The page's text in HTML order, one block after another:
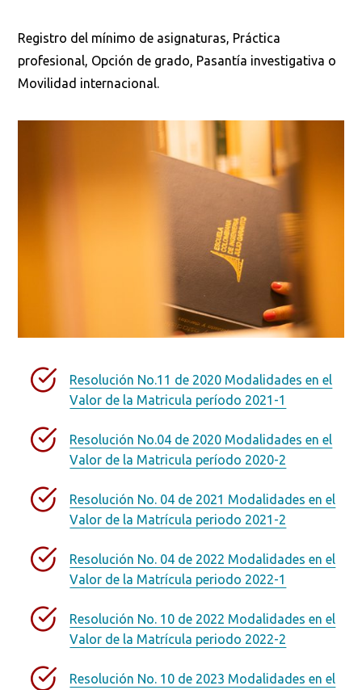
Registro del mínimo de asignaturas, Práctica
profesional, Opción de grado, Pasantía investigativa o
Movilidad internacional.
Resolución No.11 de 2020 Modalidades en el
Valor de la Matricula período 2021-1
Resolución No.04 de 2020 Modalidades en el
Valor de la Matricula período 2020-2
Resolución No. 04 de 2021 Modalidades en el
Valor de la Matrícula periodo 2021-2
Resolución No. 04 de 2022 Modalidades en el
Valor de la Matrícula periodo 2022-1
Resolución No. 10 de 2022 Modalidades en el
Valor de la Matrícula periodo 2022-2
Resolución No. 10 de 2023 Modalidades en el